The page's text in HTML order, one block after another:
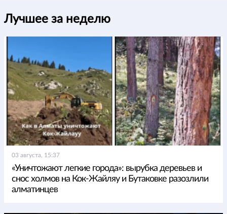
Лучшее за неделю
03 августа, 15:37
«Уничтожают легкие города»: вырубка деревьев и
снос холмов на Кок-Жайляу и Бутаковке разозлили
алматинцев